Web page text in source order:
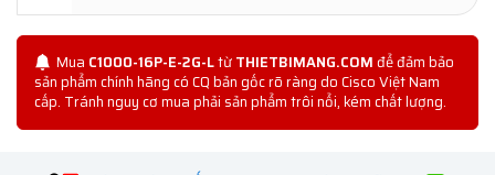
Mua C1000-16P-E-2G-LtừTHIETBIMANG.COMđể đảm bảo
sản phẩm chính hãng có CQ bản gốc rõ ràng do Cisco Việt Nam
cấp. Tránh nguy cơ mua phải sản phẩm trôi nổi, kém chất lượng.